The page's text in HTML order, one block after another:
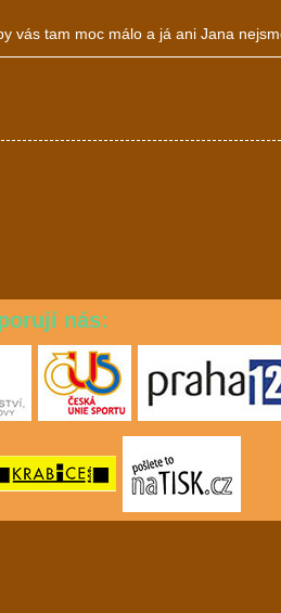
vás tam moc málo a já ani Jana
nás: